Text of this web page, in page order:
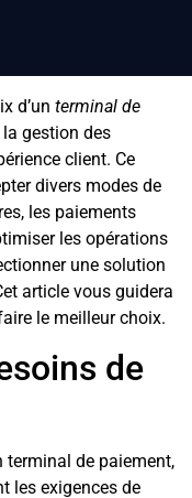
d’un terminal de
gestion des
client. Ce
divers modes de
les paiements
les opérations
une solution
article vous guidera
le meilleur choix.
de
terminal de paiement,
les exigences de